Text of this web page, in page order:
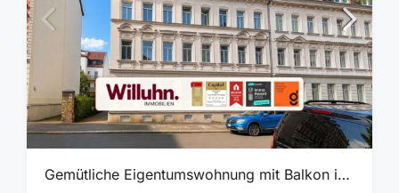
Gemütliche Eigentumswohnung mit Balkon in gepflegter Wohnanlage